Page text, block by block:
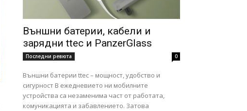
Външни батерии, кабели и
зарядни ttec и PanzerGlass
Последни ревюта 0
Външни батерии ttec – мощност, удобство и
сигурност В ежедневието ни мобилните
устройства са незаменима част от работата,
комуникацията и забавлението. Затова